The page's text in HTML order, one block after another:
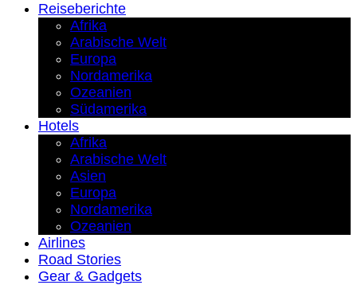
Reiseberichte
Afrika
Arabische Welt
Europa
Nordamerika
Ozeanien
Südamerika
Hotels
Afrika
Arabische Welt
Asien
Europa
Nordamerika
Ozeanien
Airlines
Road Stories
Gear & Gadgets